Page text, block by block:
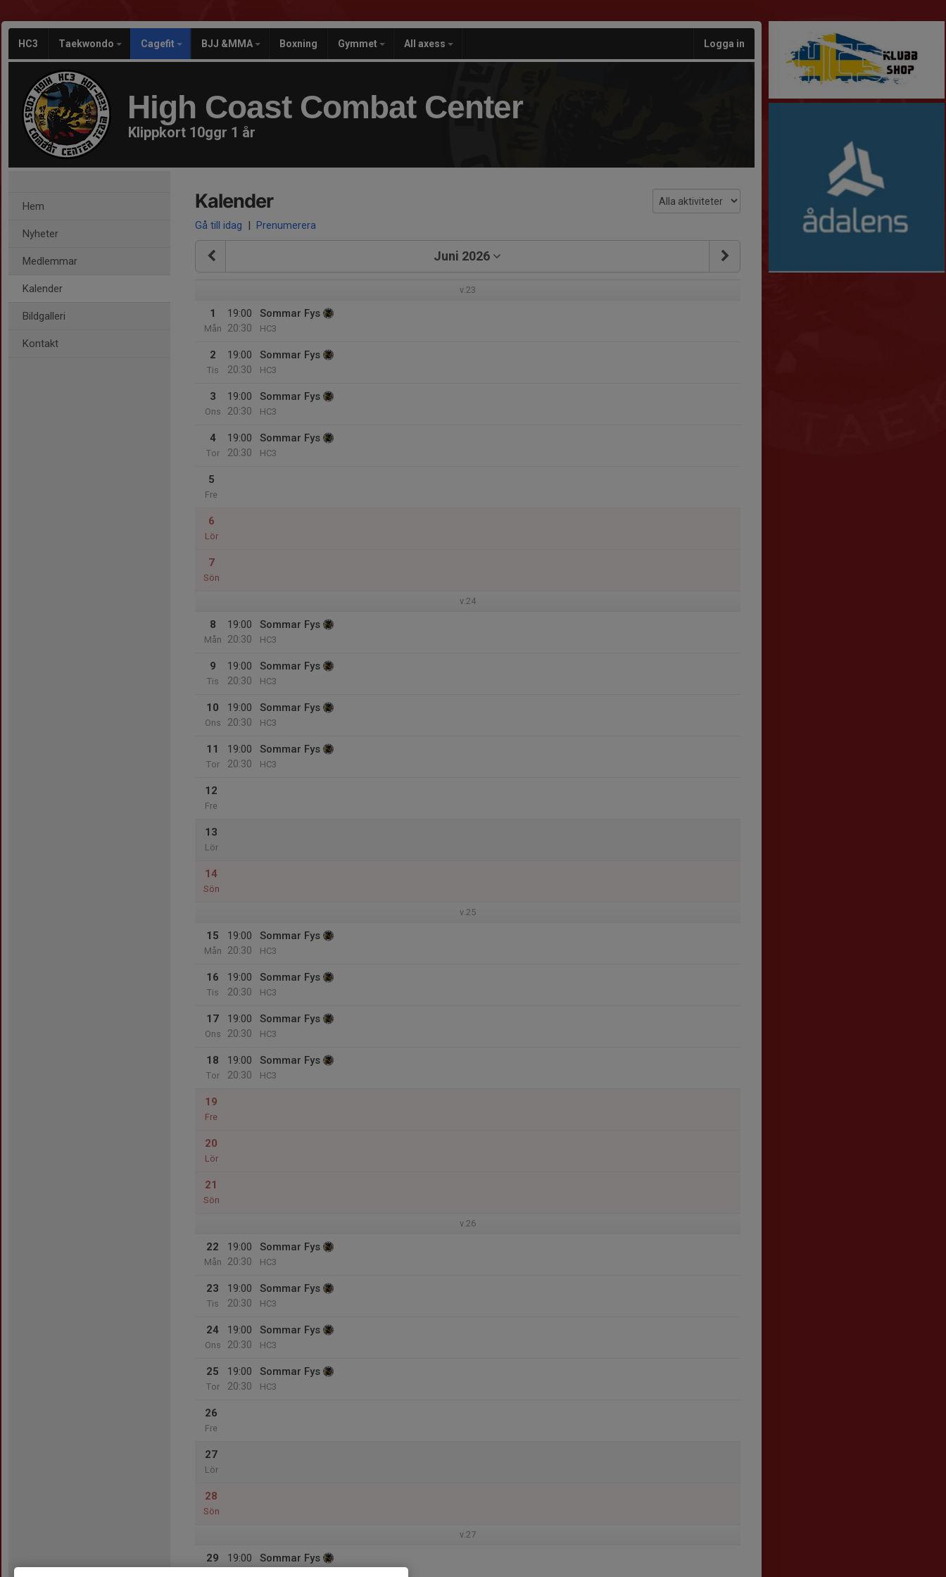
HC3 Taekwondo Cagefit BJJ &MMA Boxning Gymmet All axess Logga in
High Coast Combat Center
Klippkort 10ggr 1 år
Hem
Nyheter
Medlemmar
Kalender
Bildgalleri
Kontakt
Kalender
Gå till idag | Prenumerera
Juni 2026
v.23
1
Mån
19:00
20:30
Sommar Fys
HC3
2
Tis
19:00
20:30
Sommar Fys
HC3
3
Ons
19:00
20:30
Sommar Fys
HC3
4
Tor
19:00
20:30
Sommar Fys
HC3
5
Fre
6
Lör
7
Sön
v.24
8
Mån
19:00
20:30
Sommar Fys
HC3
9
Tis
19:00
20:30
Sommar Fys
HC3
10
Ons
19:00
20:30
Sommar Fys
HC3
11
Tor
19:00
20:30
Sommar Fys
HC3
12
Fre
13
Lör
14
Sön
v.25
15
Mån
19:00
20:30
Sommar Fys
HC3
16
Tis
19:00
20:30
Sommar Fys
HC3
17
Ons
19:00
20:30
Sommar Fys
HC3
18
Tor
19:00
20:30
Sommar Fys
HC3
19
Fre
20
Lör
21
Sön
v.26
22
Mån
19:00
20:30
Sommar Fys
HC3
23
Tis
19:00
20:30
Sommar Fys
HC3
24
Ons
19:00
20:30
Sommar Fys
HC3
25
Tor
19:00
20:30
Sommar Fys
HC3
26
Fre
27
Lör
28
Sön
v.27
29
19:00
Sommar Fys